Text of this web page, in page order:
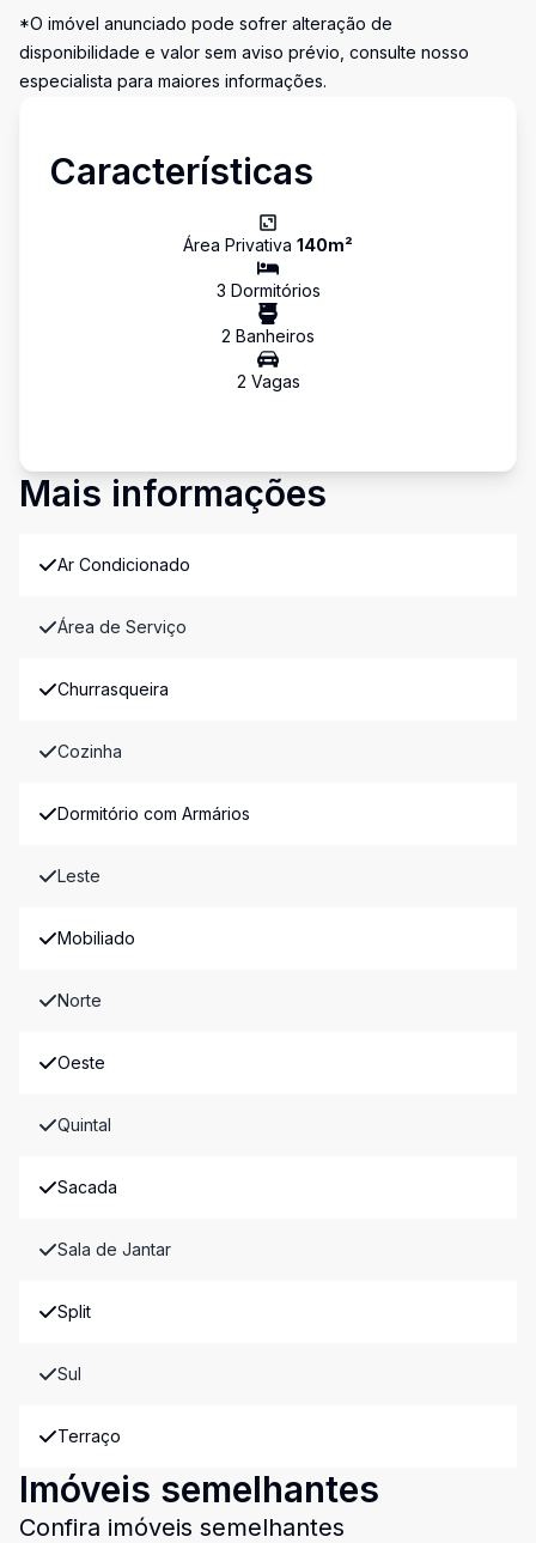
*O imóvel anunciado pode sofrer alteração de
disponibilidade e valor sem aviso prévio, consulte nosso
especialista para maiores informações.
Características
Área Privativa 140m²
3 Dormitórios
2 Banheiros
2 Vagas
Mais informações
Ar Condicionado
Área de Serviço
Churrasqueira
Cozinha
Dormitório com Armários
Leste
Mobiliado
Norte
Oeste
Quintal
Sacada
Sala de Jantar
Split
Sul
Terraço
Imóveis semelhantes
Confira imóveis semelhantes